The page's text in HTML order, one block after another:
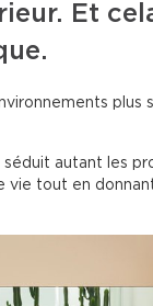
Et
plus
autant les
vie tout en